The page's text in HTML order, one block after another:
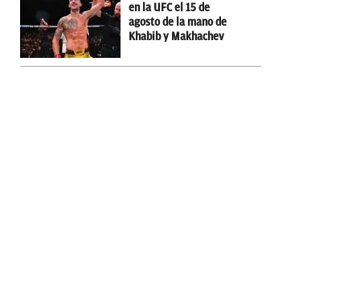
en la UFC el 15 de
agosto de la mano de
Khabib y Makhachev